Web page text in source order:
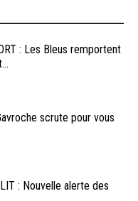
: Les Bleus remportent
scrute pour vous
: Nouvelle alerte des